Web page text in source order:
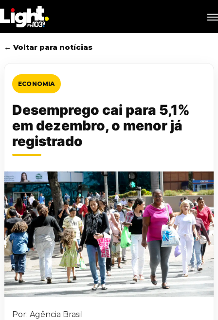
to
main
content
← Voltar para notícias
ECONOMIA
Desemprego cai para 5,1%
em dezembro, o menor já
registrado
Por: Agência Brasil